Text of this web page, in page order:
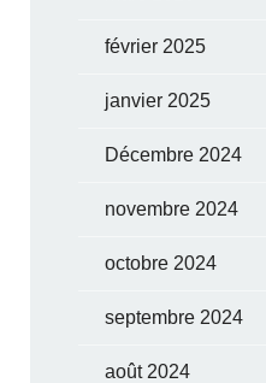
février 2025
janvier 2025
Décembre 2024
novembre 2024
octobre 2024
septembre 2024
août 2024